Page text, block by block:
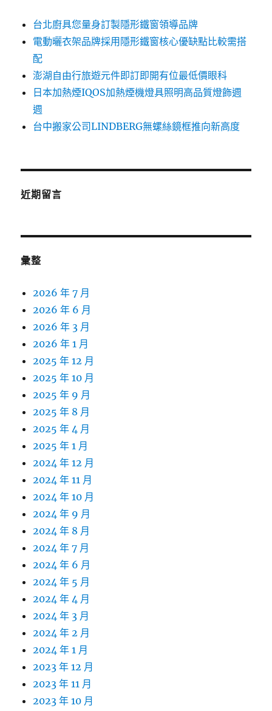
台北廚具您量身訂製隱形鐵窗領導品牌
電動曬衣架品牌採用隱形鐵窗核心優缺點比較需搭
配
澎湖自由行旅遊元件即訂即開有位最低價眼科
日本加熱煙IQOS加熱煙機燈具照明高品質燈飾週
週
台中搬家公司LINDBERG無螺絲鏡框推向新高度
近期留言
彙整
2026 年 7 月
2026 年 6 月
2026 年 3 月
2026 年 1 月
2025 年 12 月
2025 年 10 月
2025 年 9 月
2025 年 8 月
2025 年 4 月
2025 年 1 月
2024 年 12 月
2024 年 11 月
2024 年 10 月
2024 年 9 月
2024 年 8 月
2024 年 7 月
2024 年 6 月
2024 年 5 月
2024 年 4 月
2024 年 3 月
2024 年 2 月
2024 年 1 月
2023 年 12 月
2023 年 11 月
2023 年 10 月